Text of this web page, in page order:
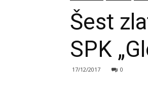
Šest
SPK
17/12/2017 0